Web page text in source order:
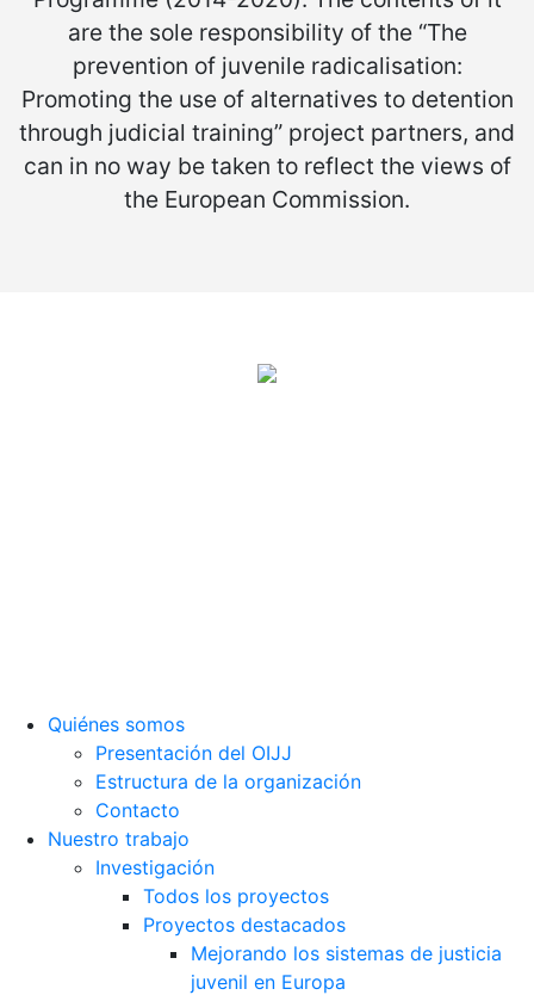
are the sole responsibility of the “The
prevention of juvenile radicalisation:
Promoting the use of alternatives to detention
through judicial training” project partners, and
can in no way be taken to reflect the views of
the European Commission.
Quiénes somos
Presentación del OIJJ
Estructura de la organización
Contacto
Nuestro trabajo
Investigación
Todos los proyectos
Proyectos destacados
Mejorando los sistemas de justicia
juvenil en Europa